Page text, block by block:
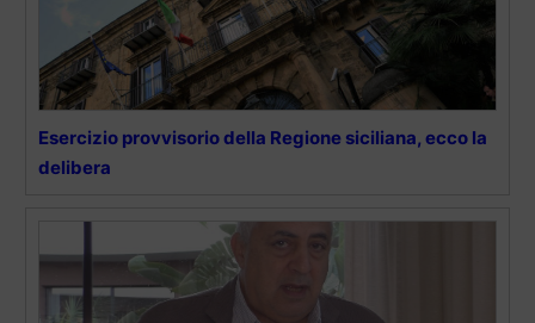
Esercizio provvisorio della Regione siciliana, ecco la
delibera